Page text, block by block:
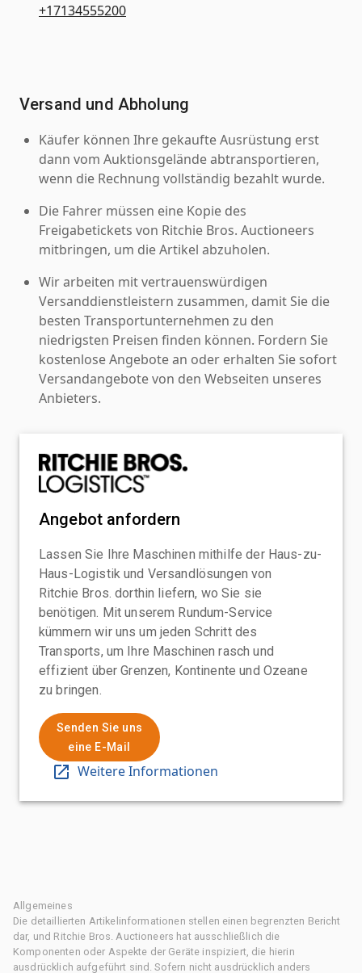
+17134555200
Versand und Abholung
Käufer können Ihre gekaufte Ausrüstung erst
dann vom Auktionsgelände abtransportieren,
wenn die Rechnung vollständig bezahlt wurde.
Die Fahrer müssen eine Kopie des
Freigabetickets von Ritchie Bros. Auctioneers
mitbringen, um die Artikel abzuholen.
Wir arbeiten mit vertrauenswürdigen
Versanddienstleistern zusammen, damit Sie die
besten Transportunternehmen zu den
niedrigsten Preisen finden können. Fordern Sie
kostenlose Angebote an oder erhalten Sie sofort
Versandangebote von den Webseiten unseres
Anbieters.
Angebot anfordern
Lassen Sie Ihre Maschinen mithilfe der Haus-zu-
Haus-Logistik und Versandlösungen von
Ritchie Bros. dorthin liefern, wo Sie sie
benötigen. Mit unserem Rundum-Service
kümmern wir uns um jeden Schritt des
Transports, um Ihre Maschinen rasch und
effizient über Grenzen, Kontinente und Ozeane
zu bringen.
Senden Sie uns
eine E-Mail
Weitere Informationen
Allgemeines
Die detaillierten Artikelinformationen stellen einen begrenzten Bericht
dar, und Ritchie Bros. Auctioneers hat ausschließlich die
Komponenten oder Aspekte der Geräte inspiziert, die hierin
ausdrücklich aufgeführt sind. Sofern nicht ausdrücklich anders